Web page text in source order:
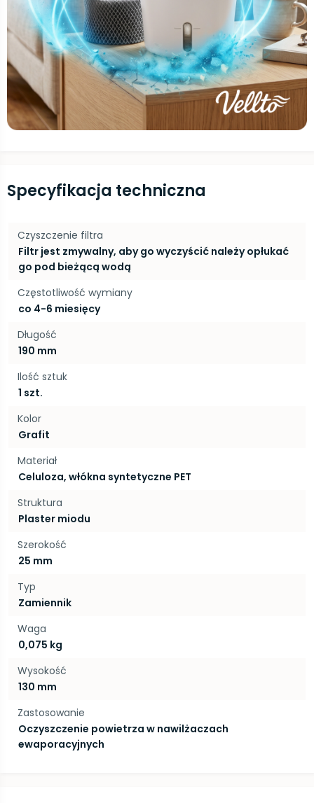
Specyfikacja techniczna
Czyszczenie filtra
Filtr jest zmywalny, aby go wyczyścić należy opłukać
go pod bieżącą wodą
Częstotliwość wymiany
co 4-6 miesięcy
Długość
190 mm
Ilość sztuk
1 szt.
Kolor
Grafit
Materiał
Celuloza, włókna syntetyczne PET
Struktura
Plaster miodu
Szerokość
25 mm
Typ
Zamiennik
Waga
0,075 kg
Wysokość
130 mm
Zastosowanie
Oczyszczenie powietrza w nawilżaczach
ewaporacyjnych